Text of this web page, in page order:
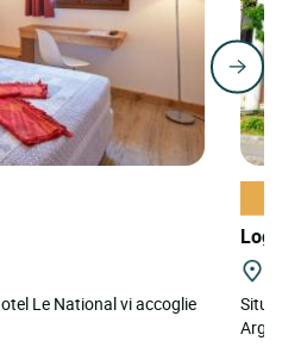
Le National vi accoglie